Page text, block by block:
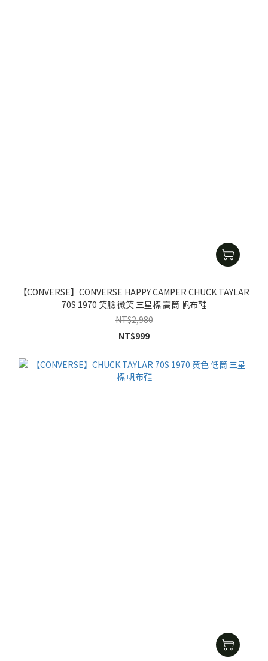
【CONVERSE】CONVERSE HAPPY CAMPER CHUCK TAYLAR
70S 1970 笑臉 微笑 三星標 高筒 帆布鞋
NT$2,980
NT$999